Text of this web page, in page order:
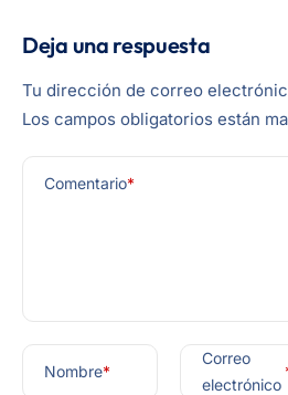
Deja una respuesta
Tu dirección de correo
Los campos obligatorios están
Comentario*
Nombre*
Correo
electrónico